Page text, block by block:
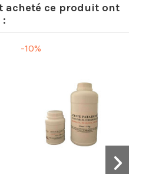
acheté ce produit ont
-10%